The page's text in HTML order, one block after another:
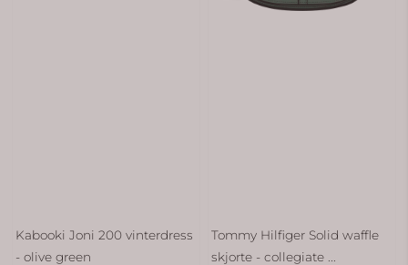
Kabooki Joni 200 vinterdress
- olive green
Tommy Hilfiger Solid waffle
skjorte - collegiate ...